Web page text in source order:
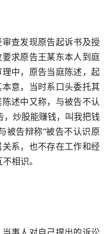
查发现原告起诉书及授
求原告王某东本人到庭
中，原告当庭陈述，起
意，当时系口头委托其
述中又称，与被告不认
炒股能赚钱，叫我把钱
被告辩称“被告不认识原
系，也不存在工作和经
相识。